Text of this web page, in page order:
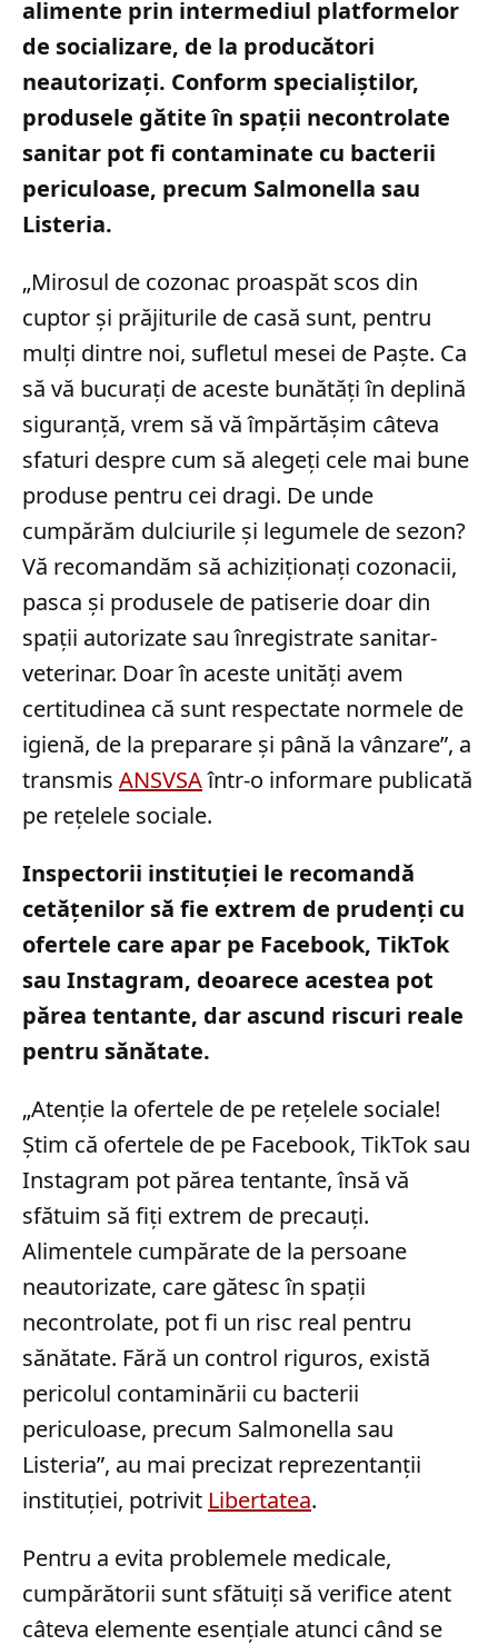
alimente prin intermediul platformelor
de socializare, de la producători
neautorizați. Conform specialiștilor,
produsele gătite în spații necontrolate
sanitar pot fi contaminate cu bacterii
periculoase, precum Salmonella sau
Listeria.
„Mirosul de cozonac proaspăt scos din
cuptor și prăjiturile de casă sunt, pentru
mulți dintre noi, sufletul mesei de Paște. Ca
să vă bucurați de aceste bunătăți în deplină
siguranță, vrem să vă împărtășim câteva
sfaturi despre cum să alegeți cele mai bune
produse pentru cei dragi. De unde
cumpărăm dulciurile și legumele de sezon?
Vă recomandăm să achiziționați cozonacii,
pasca și produsele de patiserie doar din
spații autorizate sau înregistrate sanitar-
veterinar. Doar în aceste unități avem
certitudinea că sunt respectate normele de
igienă, de la preparare și până la vânzare”, a
transmis ANSVSAîntr-o informare publicată
pe rețelele sociale.
Inspectorii instituției le recomandă
cetățenilor să fie extrem de prudenți cu
ofertele care apar pe Facebook, TikTok
sau Instagram, deoarece acestea pot
părea tentante, dar ascund riscuri reale
pentru sănătate.
„Atenție la ofertele de pe rețelele sociale!
Știm că ofertele de pe Facebook, TikTok sau
Instagram pot părea tentante, însă vă
sfătuim să fiți extrem de precauți.
Alimentele cumpărate de la persoane
neautorizate, care gătesc în spații
necontrolate, pot fi un risc real pentru
sănătate. Fără un control riguros, există
pericolul contaminării cu bacterii
periculoase, precum Salmonella sau
Listeria”, au mai precizat reprezentanții
instituției, potrivit Libertatea.
Pentru a evita problemele medicale,
cumpărătorii sunt sfătuiți să verifice atent
câteva elemente esențiale atunci când se